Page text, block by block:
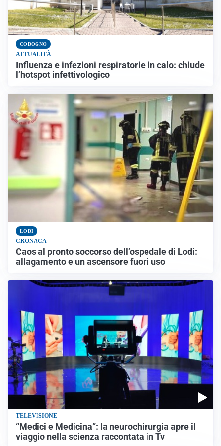
CODOGNO
ATTUALITÀ
Influenza e infezioni respiratorie in calo: chiude
l’hotspot infettivologico
LODI
CRONACA
Caos al pronto soccorso dell’ospedale di Lodi:
allagamento e un ascensore fuori uso
TELEVISIONE
“Medici e Medicina”: la neurochirurgia apre il
viaggio nella scienza raccontata in Tv